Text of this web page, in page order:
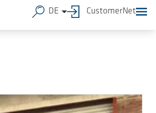
DE CustomerNet